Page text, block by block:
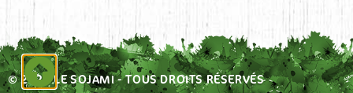
© 2023 LE SOJAMI - TOUS DROITS RÉSERVÉS